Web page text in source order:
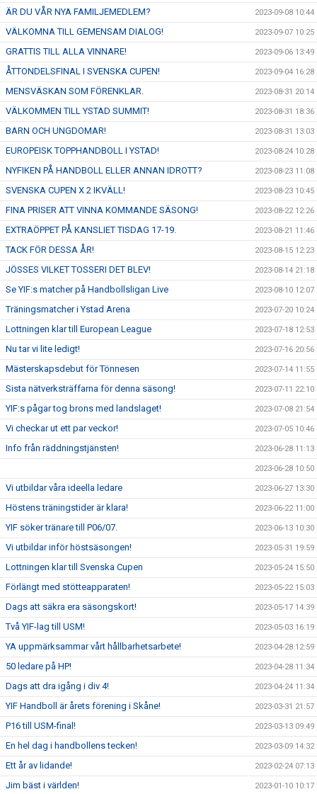
ÄR DU VÅR NYA FAMILJEMEDLEM? 2023-09-08 10:44
VÄLKOMNA TILL GEMENSAM DIALOG! 2023-09-07 10:25
GRATTIS TILL ALLA VINNARE! 2023-09-06 13:49
ÅTTONDELSFINAL I SVENSKA CUPEN! 2023-09-04 16:28
MENSVÄSKAN SOM FÖRENKLAR. 2023-08-31 20:14
VÄLKOMMEN TILL YSTAD SUMMIT! 2023-08-31 18:36
BARN OCH UNGDOMAR! 2023-08-31 13:03
EUROPEISK TOPPHANDBOLL I YSTAD! 2023-08-24 10:28
NYFIKEN PÅ HANDBOLL ELLER ANNAN IDROTT? 2023-08-23 11:08
SVENSKA CUPEN X 2 IKVÄLL! 2023-08-23 10:45
FINA PRISER ATT VINNA KOMMANDE SÄSONG! 2023-08-22 12:26
EXTRAÖPPET PÅ KANSLIET TISDAG 17-19. 2023-08-21 11:46
TACK FÖR DESSA ÅR! 2023-08-15 12:23
JÖSSES VILKET TOSSERI DET BLEV! 2023-08-14 21:18
Se YIF:s matcher på Handbollsligan Live 2023-08-10 12:07
Träningsmatcher i Ystad Arena 2023-07-20 10:24
Lottningen klar till European League 2023-07-18 12:53
Nu tar vi lite ledigt! 2023-07-16 20:56
Mästerskapsdebut för Tönnesen 2023-07-14 11:55
Sista nätverksträffarna för denna säsong! 2023-07-11 22:10
YIF:s pågar tog brons med landslaget! 2023-07-08 21:54
Vi checkar ut ett par veckor! 2023-07-05 10:46
Info från räddningstjänsten! 2023-06-28 11:13
2023-06-28 10:50
Vi utbildar våra ideella ledare 2023-06-27 13:30
Höstens träningstider är klara! 2023-06-22 11:00
YIF söker tränare till P06/07. 2023-06-13 10:30
Vi utbildar inför höstsäsongen! 2023-05-31 19:59
Lottningen klar till Svenska Cupen 2023-05-24 15:50
Förlängt med stötteapparaten! 2023-05-22 15:03
Dags att säkra era säsongskort! 2023-05-17 14:39
Två YIF-lag till USM! 2023-05-03 16:19
YA uppmärksammar vårt hållbarhetsarbete! 2023-04-28 12:59
50 ledare på HP! 2023-04-28 11:34
Dags att dra igång i div 4! 2023-04-24 11:34
YIF Handboll är årets förening i Skåne! 2023-03-31 21:57
P16 till USM-final! 2023-03-13 09:49
En hel dag i handbollens tecken! 2023-03-09 14:32
Ett år av lidande! 2023-02-24 07:13
Jim bäst i världen! 2023-01-10 10:17